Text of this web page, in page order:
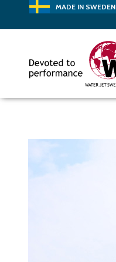
MADE IN SWEDEN